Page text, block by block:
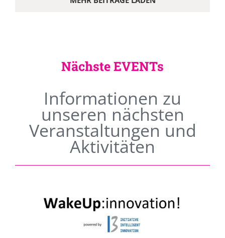
Nächste EVENTs
Informationen zu
unseren nächsten
Veranstaltungen und
Aktivitäten